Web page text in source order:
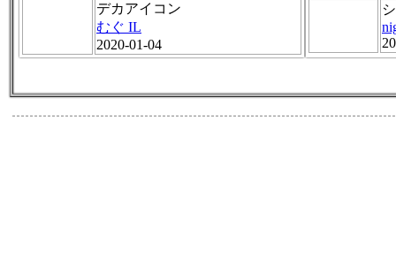
デカアイコン
むぐ IL
2020-01-04